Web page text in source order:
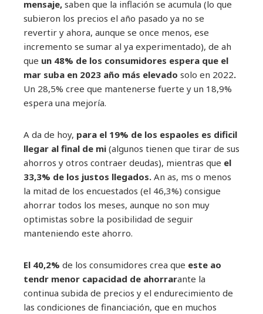
mensaje, saben que la inflación se acumula (lo que
subieron los precios el año pasado ya no se
revertir y ahora, aunque se once menos, ese
incremento se sumar al ya experimentado), de ah
que un 48% de los consumidores espera que el
mar suba en 2023 año más elevado solo en 2022.
Un 28,5% cree que mantenerse fuerte y un 18,9%
espera una mejoría.
A da de hoy, para el 19% de los espaoles es dificil
llegar al final de mi (algunos tienen que tirar de sus
ahorros y otros contraer deudas), mientras que el
33,3% de los justos llegados. An as, ms o menos
la mitad de los encuestados (el 46,3%) consigue
ahorrar todos los meses, aunque no son muy
optimistas sobre la posibilidad de seguir
manteniendo este ahorro.
El 40,2% de los consumidores crea que este ao
tendr menor capacidad de ahorrarante la
continua subida de precios y el endurecimiento de
las condiciones de financiación, que en muchos